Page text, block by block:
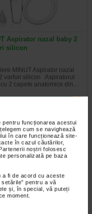
funcționarea acestui
cum se navighează
în care funcționează site-
în cazul căutărilor,
noștri folosesc
personalizată pe baza
a fi de acord cu aceste
pentru a vă
și, în special, vă puteți
moment.
Aspirator nazal baby 2
silicon
MINUT Aspirator nazal
varfuri silicon Aspiratorul
2 capete anatomice din…